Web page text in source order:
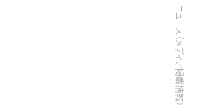
ニュース（メディア掲載情報）